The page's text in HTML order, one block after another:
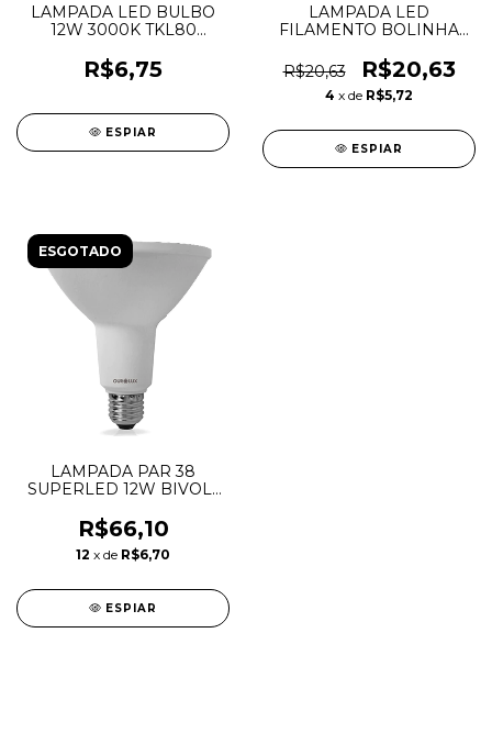
LAMPADA LED BULBO
12W 3000K TKL80
R$6,75
ESPIAR
LAMPADA LED
FILAMENTO BOLINHA
R$20,63
R$20,63
4 x de R$5,72
ESPIAR
ESGOTADO
LAMPADA PAR 38
SUPERLED 12W BIVOLT
R$66,10
12 x de R$6,70
ESPIAR